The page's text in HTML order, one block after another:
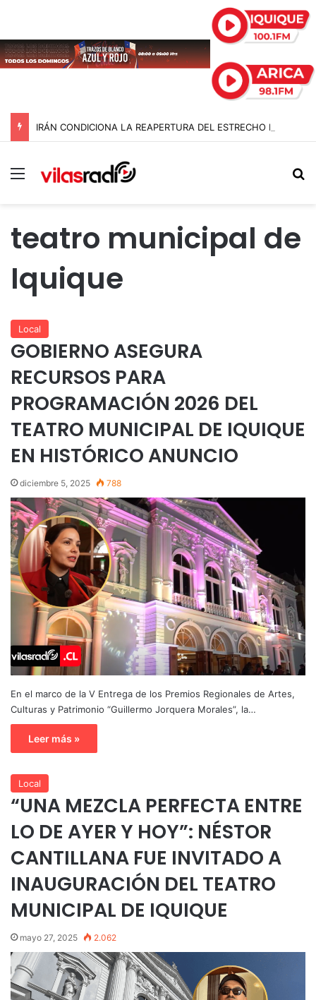
Menú
teatro municipal de
Iquique
Local
GOBIERNO ASEGURA
RECURSOS PARA
PROGRAMACIÓN 2026 DEL
TEATRO MUNICIPAL DE IQUIQUE
EN HISTÓRICO ANUNCIO
diciembre 5, 2025 788
En el marco de la V Entrega de los Premios Regionales de Artes,
Culturas y Patrimonio “Guillermo Jorquera Morales”, la…
Leer más »
Local
“UNA MEZCLA PERFECTA ENTRE
LO DE AYER Y HOY”: NÉSTOR
CANTILLANA FUE INVITADO A
INAUGURACIÓN DEL TEATRO
MUNICIPAL DE IQUIQUE
mayo 27, 2025 2.062